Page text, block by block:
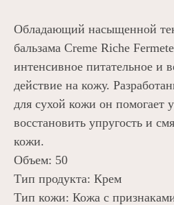
Обладающий насыщенной
бальзама Creme Riche
интенсивное питательное и
действие на кожу.
для сухой кожи он помогает
восстановить упругость и
кожи.
Объем: 50
Тип продукта: Крем
Тип кожи: Кожа с